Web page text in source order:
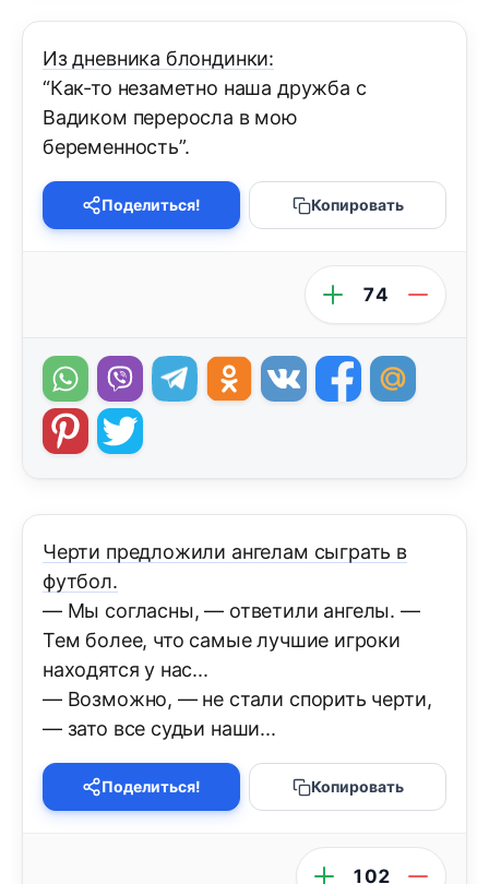
Из дневника блондинки:
“Как-то незаметно наша дружба с
Вадиком переросла в мою
беременность”.
Поделиться! Копировать
74
Черти предложили ангелам сыграть в
футбол.
— Мы согласны, — ответили ангелы. —
Тем более, что самые лучшие игроки
находятся у нас...
— Возможно, — не стали спорить черти,
— зато все судьи наши...
Поделиться! Копировать
102